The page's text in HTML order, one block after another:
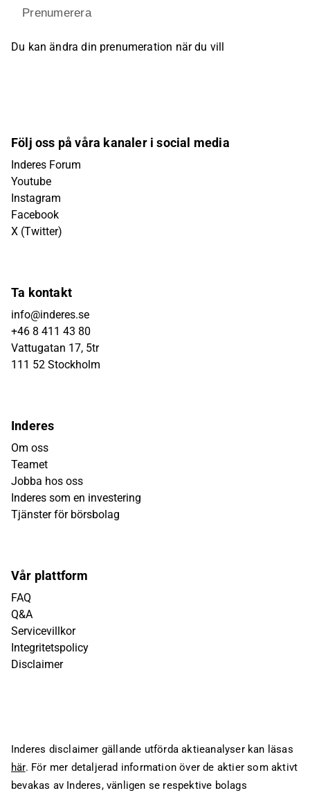
Prenumerera
Du kan ändra din prenumeration när du vill
Följ oss på våra kanaler i social media
Inderes Forum
Youtube
Instagram
Facebook
X (Twitter)
Ta kontakt
info@inderes.se
+46 8 411 43 80
Vattugatan 17, 5tr
111 52 Stockholm
Inderes
Om oss
Teamet
Jobba hos oss
Inderes som en investering
Tjänster för börsbolag
Vår plattform
FAQ
Q&A
Servicevillkor
Integritetspolicy
Disclaimer
Inderes disclaimer gällande utförda aktieanalyser kan läsas
här. För mer detaljerad information över de aktier som aktivt
bevakas av Inderes, vänligen se respektive bolags